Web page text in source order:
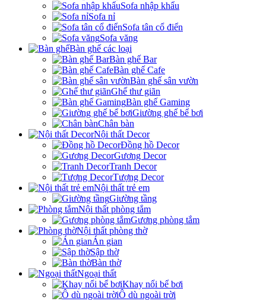
Sofa nhập khẩu
Sofa nỉ
Sofa tân cổ điển
Sofa văng
Bàn ghế các loại
Bàn ghế Bar
Bàn ghế Cafe
Bàn ghế sân vườn
Ghế thư giãn
Bàn ghế Gaming
Giường ghế bể bơi
Chân bàn
Nội thất Decor
Đồng hồ Decor
Gương Decor
Tranh Decor
Tượng Decor
Nội thất trẻ em
Giường tầng
Nội thất phòng tắm
Gương phòng tắm
Nội thất phòng thờ
Án gian
Sập thờ
Bàn thờ
Ngoại thất
Khay nổi bể bơi
Ô dù ngoài trời